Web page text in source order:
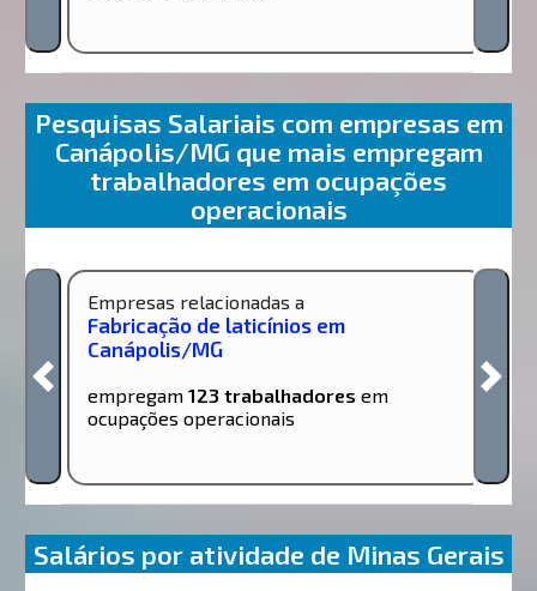
Pesquisas Salariais com empresas em
Canápolis/MG que mais empregam
trabalhadores em ocupações
operacionais
Empresas relacionadas a
Fabricação de laticínios em
Canápolis/MG
empregam 123 trabalhadores em
ocupações operacionais
Salários por atividade de Minas Gerais